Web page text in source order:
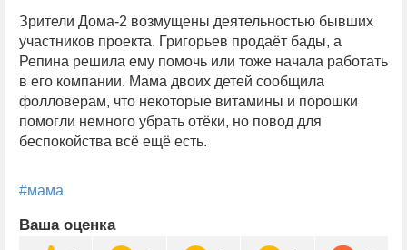
Зрители Дома-2 возмущены деятельностью бывших
участников проекта. Григорьев продаёт бады, а
Репина решила ему помочь или тоже начала работать
в его компании. Мама двоих детей сообщила
фолловерам, что некоторые витамины и порошки
помогли немного убрать отёки, но повод для
беспокойства всё ещё есть.
#мама
Ваша оценка